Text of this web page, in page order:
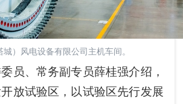
城）风电设备有限公司主机车间。
、常务副专员薛桂强介绍，
放试验区，以试验区先行发展